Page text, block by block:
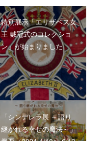
特別展示「エリザベス女
王 戴冠式のコレクショ
ン」が始まりました
「シンデレラ展 ～語り
継がれる幸せの魔法～」